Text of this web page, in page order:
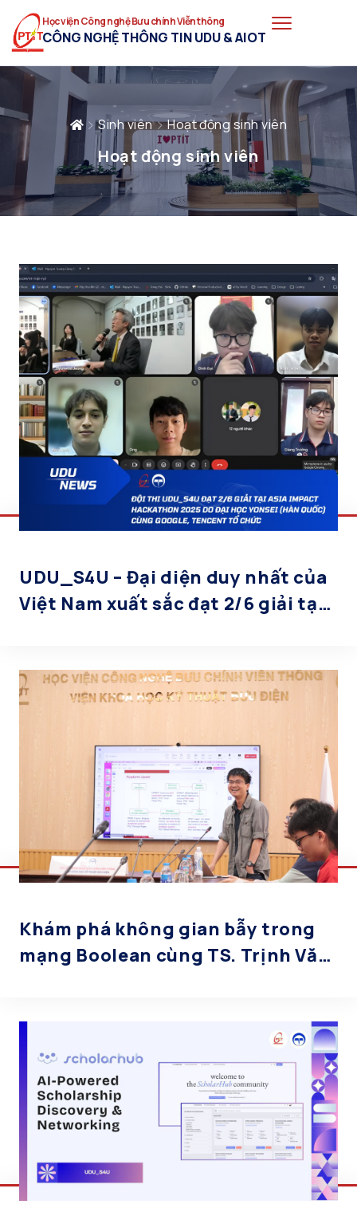
Học viện Công nghệ Bưu chính Viễn thông
CÔNG NGHỆ THÔNG TIN UDU & AIOT
Sinh viên Hoạt động sinh viên
Hoạt động sinh viên
UDU_S4U – Đại diện duy nhất của
Việt Nam xuất sắc đạt 2/6 giải tại
Khám phá không gian bẫy trong
mạng Boolean cùng TS. Trịnh Văn